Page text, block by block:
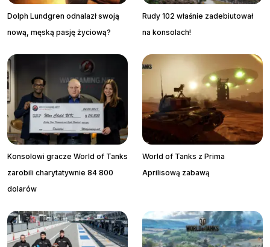
Dolph Lundgren odnalazł swoją
nową, męską pasję życiową?
Rudy 102 właśnie zadebiutował
na konsolach!
Konsolowi gracze World of Tanks
zarobili charytatywnie 84 800
dolarów
World of Tanks z Prima
Aprilisową zabawą